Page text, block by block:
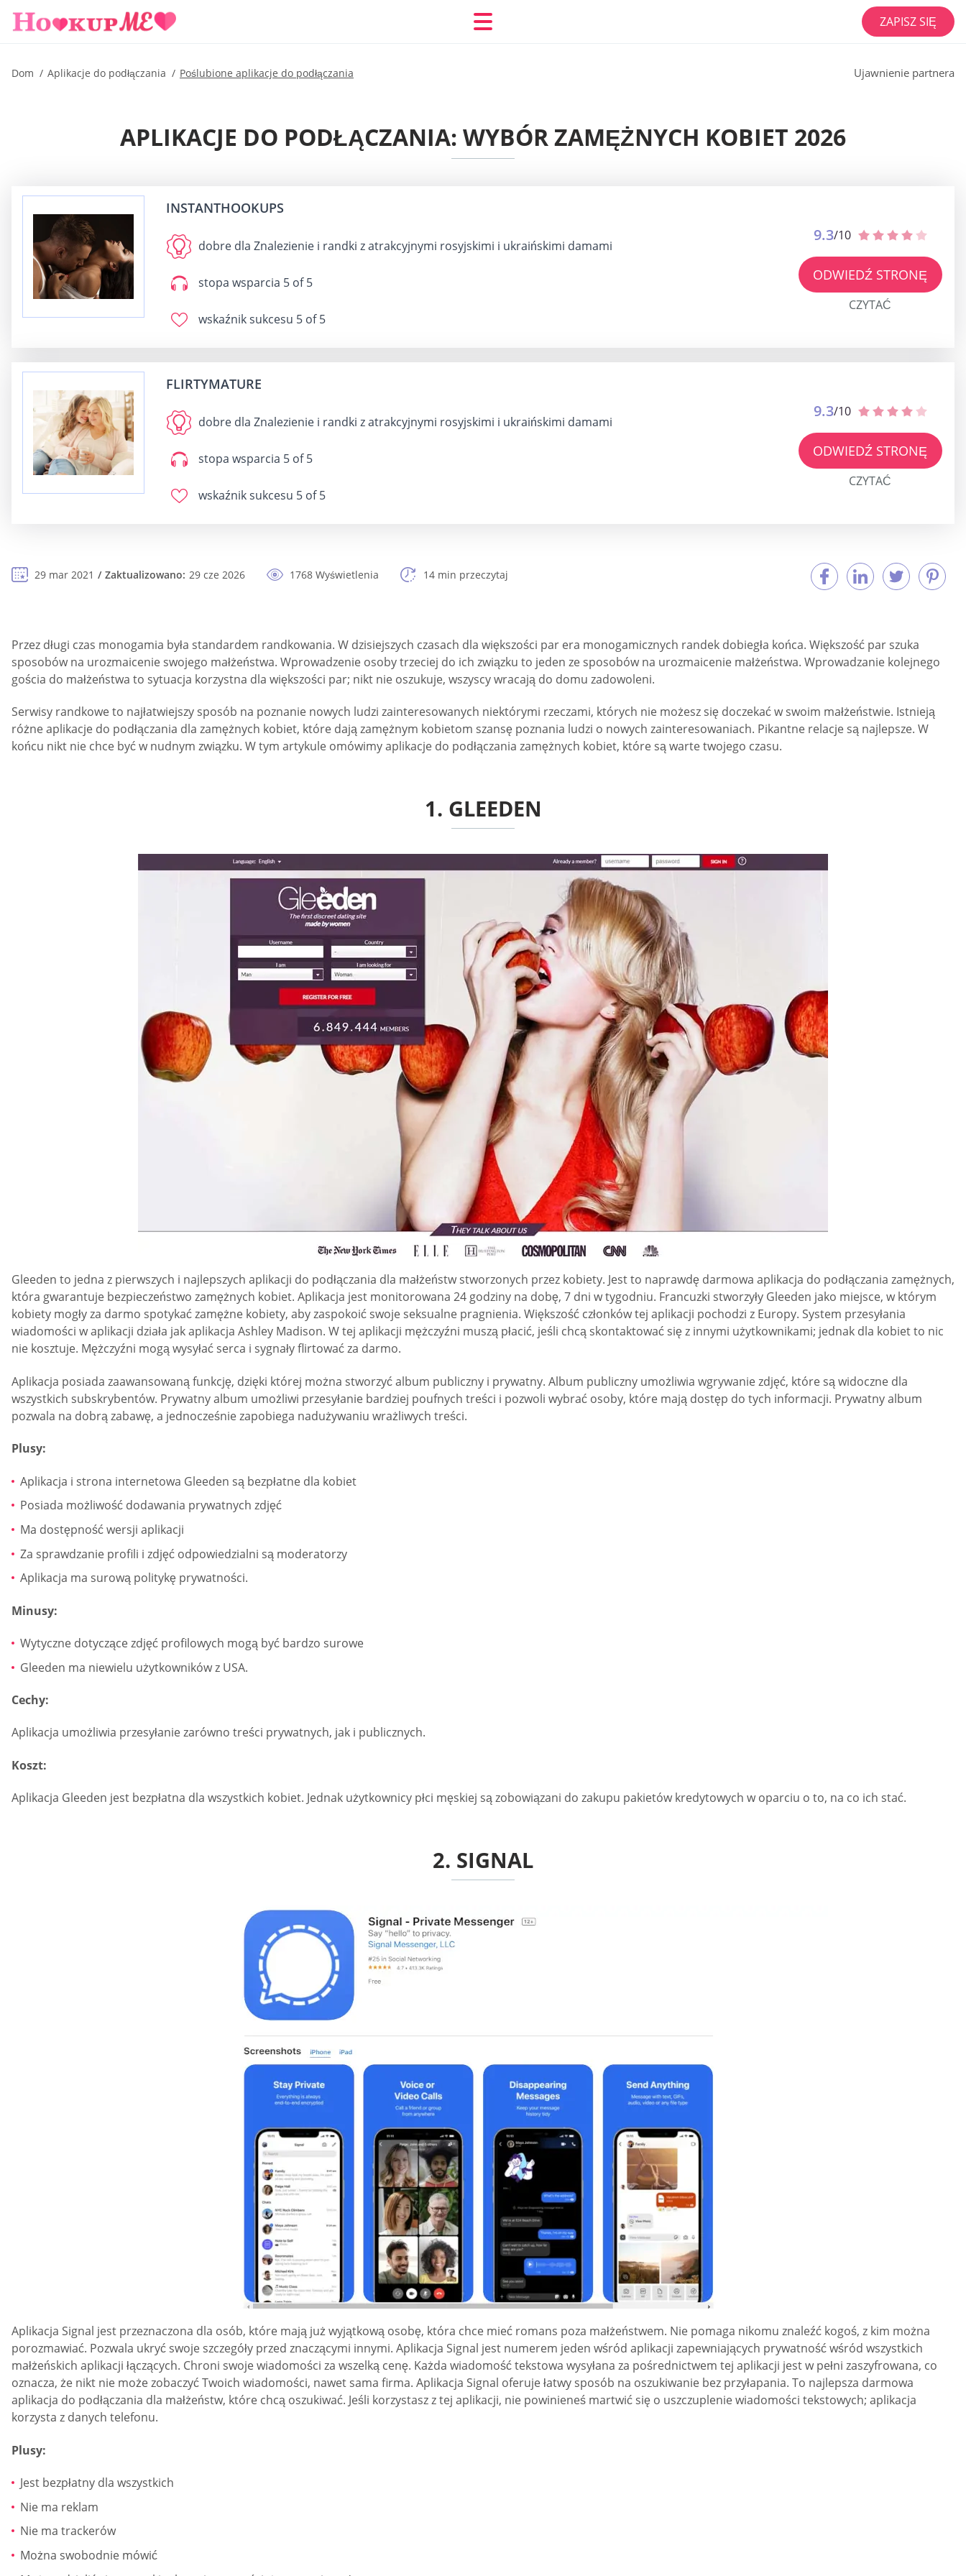
ZAPISZ SIĘ
Dom Aplikacje do podłączania Poślubione aplikacje do podłączania Ujawnienie partnera
APLIKACJE DO PODŁĄCZANIA: WYBÓR ZAMĘŻNYCH KOBIET 2026
INSTANTHOOKUPS
dobre dla Znalezienie i randki z atrakcyjnymi rosyjskimi i ukraińskimi damami
stopa wsparcia 5 of 5
wskaźnik sukcesu 5 of 5
9.3/10
ODWIEDŹ STRONĘ
CZYTAĆ
FLIRTYMATURE
dobre dla Znalezienie i randki z atrakcyjnymi rosyjskimi i ukraińskimi damami
stopa wsparcia 5 of 5
wskaźnik sukcesu 5 of 5
9.3/10
ODWIEDŹ STRONĘ
CZYTAĆ
29 mar 2021 Zaktualizowano: 29 cze 2026 1768 Wyświetlenia 14 min przeczytaj
Przez długi czas monogamia była standardem randkowania. W dzisiejszych czasach dla większości par era monogamicznych randek dobiegła końca. Większość par szuka
sposobów na urozmaicenie swojego małżeństwa. Wprowadzenie osoby trzeciej do ich związku to jeden ze sposobów na urozmaicenie małżeństwa. Wprowadzanie kolejnego
gościa do małżeństwa to sytuacja korzystna dla większości par; nikt nie oszukuje, wszyscy wracają do domu zadowoleni.
Serwisy randkowe to najłatwiejszy sposób na poznanie nowych ludzi zainteresowanych niektórymi rzeczami, których nie możesz się doczekać w swoim małżeństwie. Istnieją
różne aplikacje do podłączania dla zamężnych kobiet, które dają zamężnym kobietom szansę poznania ludzi o nowych zainteresowaniach. Pikantne relacje są najlepsze. W
końcu nikt nie chce być w nudnym związku. W tym artykule omówimy aplikacje do podłączania zamężnych kobiet, które są warte twojego czasu.
1. GLEEDEN
Gleeden to jedna z pierwszych i najlepszych aplikacji do podłączania dla małżeństw stworzonych przez kobiety. Jest to naprawdę darmowa aplikacja do podłączania zamężnych,
która gwarantuje bezpieczeństwo zamężnych kobiet. Aplikacja jest monitorowana 24 godziny na dobę, 7 dni w tygodniu. Francuzki stworzyły Gleeden jako miejsce, w którym
kobiety mogły za darmo spotykać zamężne kobiety, aby zaspokoić swoje seksualne pragnienia. Większość członków tej aplikacji pochodzi z Europy. System przesyłania
wiadomości w aplikacji działa jak aplikacja Ashley Madison. W tej aplikacji mężczyźni muszą płacić, jeśli chcą skontaktować się z innymi użytkownikami; jednak dla kobiet to nic
nie kosztuje. Mężczyźni mogą wysyłać serca i sygnały flirtować za darmo.
Aplikacja posiada zaawansowaną funkcję, dzięki której można stworzyć album publiczny i prywatny. Album publiczny umożliwia wgrywanie zdjęć, które są widoczne dla
wszystkich subskrybentów. Prywatny album umożliwi przesyłanie bardziej poufnych treści i pozwoli wybrać osoby, które mają dostęp do tych informacji. Prywatny album
pozwala na dobrą zabawę, a jednocześnie zapobiega nadużywaniu wrażliwych treści.
Plusy:
Aplikacja i strona internetowa Gleeden są bezpłatne dla kobiet
Posiada możliwość dodawania prywatnych zdjęć
Ma dostępność wersji aplikacji
Za sprawdzanie profili i zdjęć odpowiedzialni są moderatorzy
Aplikacja ma surową politykę prywatności.
Minusy:
Wytyczne dotyczące zdjęć profilowych mogą być bardzo surowe
Gleeden ma niewielu użytkowników z USA.
Cechy:
Aplikacja umożliwia przesyłanie zarówno treści prywatnych, jak i publicznych.
Koszt:
Aplikacja Gleeden jest bezpłatna dla wszystkich kobiet. Jednak użytkownicy płci męskiej są zobowiązani do zakupu pakietów kredytowych w oparciu o to, na co ich stać.
2. SIGNAL
Aplikacja Signal jest przeznaczona dla osób, które mają już wyjątkową osobę, która chce mieć romans poza małżeństwem. Nie pomaga nikomu znaleźć kogoś, z kim można
porozmawiać. Pozwala ukryć swoje szczegóły przed znaczącymi innymi. Aplikacja Signal jest numerem jeden wśród aplikacji zapewniających prywatność wśród wszystkich
małżeńskich aplikacji łączących. Chroni swoje wiadomości za wszelką cenę. Każda wiadomość tekstowa wysyłana za pośrednictwem tej aplikacji jest w pełni zaszyfrowana, co
oznacza, że nikt nie może zobaczyć Twoich wiadomości, nawet sama firma. Aplikacja Signal oferuje łatwy sposób na oszukiwanie bez przyłapania. To najlepsza darmowa
aplikacja do podłączania dla małżeństw, które chcą oszukiwać. Jeśli korzystasz z tej aplikacji, nie powinieneś martwić się o uszczuplenie wiadomości tekstowych; aplikacja
korzysta z danych telefonu.
Plusy:
Jest bezpłatny dla wszystkich
Nie ma reklam
Nie ma trackerów
Można swobodnie mówić